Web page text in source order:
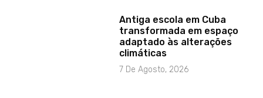
Antiga escola em Cuba
transformada em espaço
adaptado às alterações
climáticas
7 De Agosto, 2026